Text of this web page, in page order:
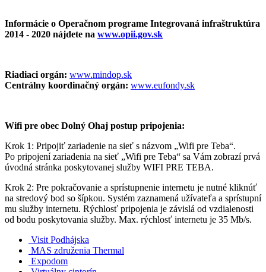
Informácie o Operačnom programe Integrovaná infraštruktúra
2014 - 2020 nájdete na www.opii.gov.sk
Riadiaci orgán: www.mindop.sk
Centrálny koordinačný orgán: www.eufondy.sk
Wifi pre obec Dolný Ohaj postup pripojenia:
Krok 1: Pripojiť zariadenie na sieť s názvom „Wifi pre Teba“.
Po pripojení zariadenia na sieť „Wifi pre Teba“ sa Vám zobrazí prvá
úvodná stránka poskytovanej služby WIFI PRE TEBA.
Krok 2: Pre pokračovanie a sprístupnenie internetu je nutné kliknúť
na stredový bod so šípkou. Systém zaznamená užívateľa a sprístupní
mu služby internetu. Rýchlosť pripojenia je závislá od vzdialenosti
od bodu poskytovania služby. Max. rýchlosť internetu je 35 Mb/s.
Visit Podhájska
MAS združenia Thermal
Expodom